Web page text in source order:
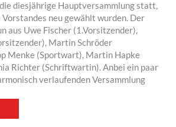
diesjährige Hauptversammlung statt,
Vorstandes neu gewählt wurden. Der
aus Uwe Fischer (1.Vorsitzender),
Martin Schröder
Menke (Sportwart), Martin Hapke
Richter (Schriftwartin). Anbei ein paar
verlaufenden Versammlung